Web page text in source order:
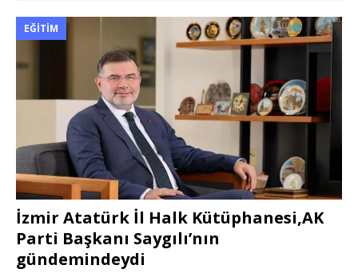
EĞITIM
İzmir Atatürk İl Halk Kütüphanesi,AK
Parti Başkanı Saygılı’nın
gündemindeydi